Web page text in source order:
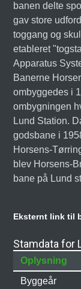
banen delte
gav store
toggang og
etableret
Apparatus
Banerne
ombyggedes i
ombygningen
Lund Station.
godsbane i
Horsens-
blev Horsens-
bane på Lund
Eksternt link til
Stamdata for
Oplysning
Byggeår